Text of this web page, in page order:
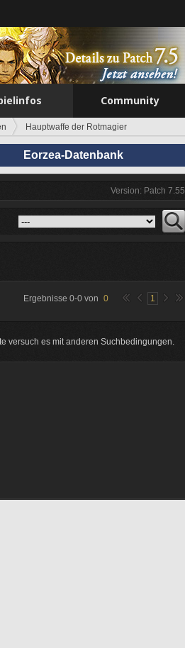
Community
Hauptwaffe der Rotmagier
Eorzea-Datenbank
Version: Patch 7.55
Ergebnisse 0-0 von 0 1
versuch es mit anderen Suchbedingungen.